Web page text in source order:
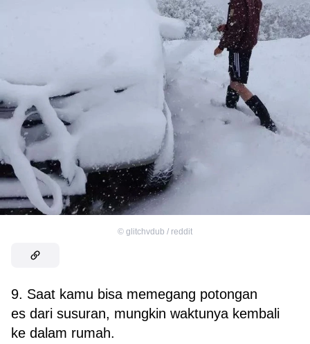
© glitchvdub / reddit
9. Saat kamu bisa memegang potongan
es dari susuran, mungkin waktunya kembali
ke dalam rumah.